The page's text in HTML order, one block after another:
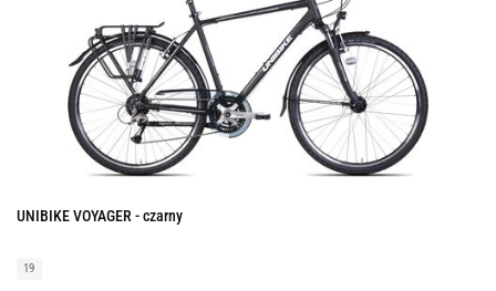
UNIBIKE VOYAGER - czarny
19